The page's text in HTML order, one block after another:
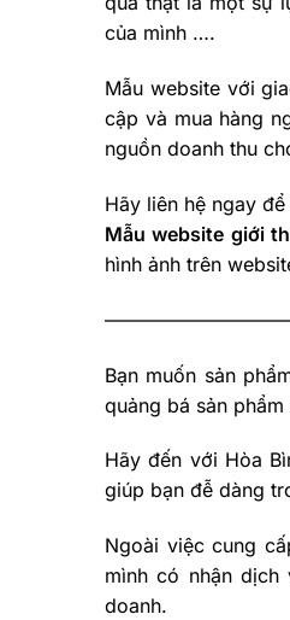
của mình ….
Mẫu website với
cập và mua hàng
nguồn doanh thu
Hãy liên hệ ngay
Mẫu website giới
hình ảnh trên
Bạn muốn sản
quảng bá sản
Hãy đến với Hòa
giúp bạn đễ dàng
Ngoài việc cung
mình có nhận dịch
doanh.